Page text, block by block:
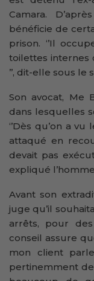
Camara.
bénéficie de
prison. ‘’Il
toilettes internes
’’, dit-elle sous le
Son avocat, Me
dans lesquelles
‘’Dès qu’on a vu
attaqué en
devait pas
expliqué
Avant son
juge qu’il
arrêts, pour
conseil assure
mon client
pertinemment